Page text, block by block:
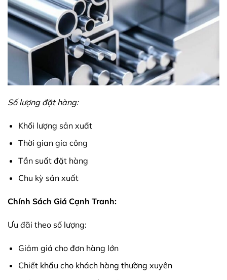
Số lượng đặt hàng:
Khối lượng sản xuất
Thời gian gia công
Tần suất đặt hàng
Chu kỳ sản xuất
Chính Sách Giá Cạnh Tranh:
Ưu đãi theo số lượng:
Giảm giá cho đơn hàng lớn
Chiết khấu cho khách hàng thường xuyên